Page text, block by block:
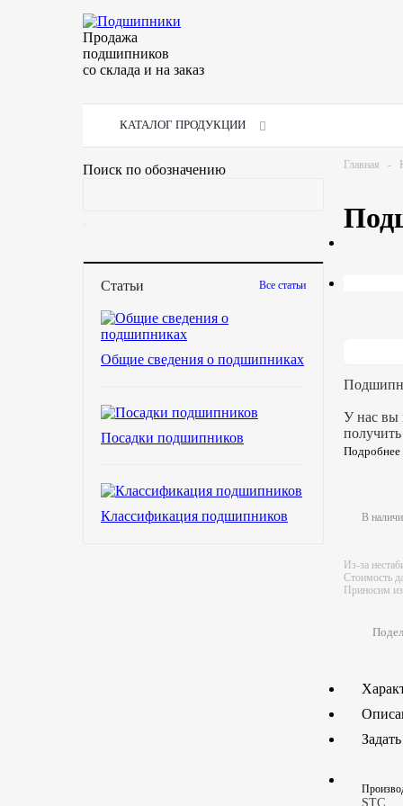
Продажа
подшипников
со склада и на заказ
КАТАЛОГ ПРОДУКЦИИ
Поиск по обозначению
Статьи Все статьи
Общие сведения о подшипниках
Посадки подшипников
Классификация подшипников
Главная -
У нас вы
Подробнее
В
Из-за
Стоимость
Приносим
STC